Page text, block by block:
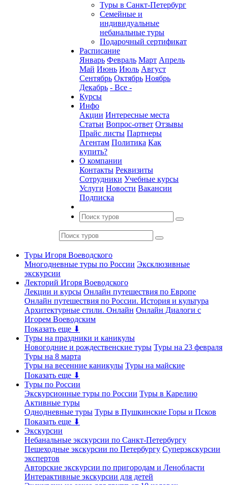
Туры в Санкт-Петербург
Семейные и
индивидуальные
небанальные туры
Подарочный сертификат
Расписание
Январь Февраль Март Апрель
Май Июнь Июль Август
Сентябрь Октябрь Ноябрь
Декабрь - Все -
Курсы
Инфо
Акции Интересные места
Статьи Вопрос-ответ Отзывы
Прайс листы Партнеры
Агентам Политика Как
купить?
О компании
Контакты Реквизиты
Сотрудники Учебные курсы
Услуги Новости Вакансии
Подписка
Туры Игоря Воеводского
Многодневные туры по России Эксклюзивные
экскурсии
Лекторий Игоря Воеводского
Лекции и курсы Онлайн путешествия по Европе
Онлайн путешествия по России. История и культура
Архитектурные стили. Онлайн Онлайн Диалоги с
Игорем Воеводским
Показать еще ⬇
Туры на праздники и каникулы
Новогодние и рождественские туры Туры на 23 февраля
Туры на 8 марта
Туры на весенние каникулы Туры на майские
Показать еще ⬇
Туры по России
Экскурсионные туры по России Туры в Карелию
Активные туры
Однодневные туры Туры в Пушкинские Горы и Псков
Показать еще ⬇
Экскурсии
Небанальные экскурсии по Санкт-Петербургу
Пешеходные экскурсии по Петербургу Суперэкскурсии
экспертов
Авторские экскурсии по пригородам и Ленобласти
Интерактивные экскурсии для детей